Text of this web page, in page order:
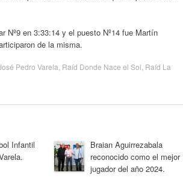
Nº9 en 3:33:14 y el puesto Nº14 fue Martín
de la misma.
Pedro Varela Raíd Donde Nace el Sol Raíd La
Infantil
Braian Aguirrezabala
reconocido como el mejor
jugador del año 2024.